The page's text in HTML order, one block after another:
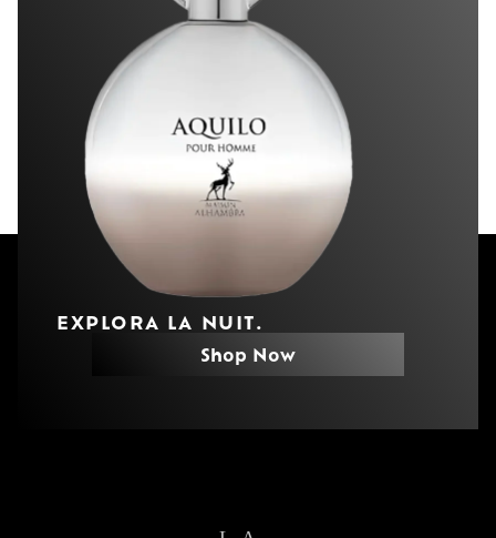
EXPLORA LA NUIT.
Shop Now